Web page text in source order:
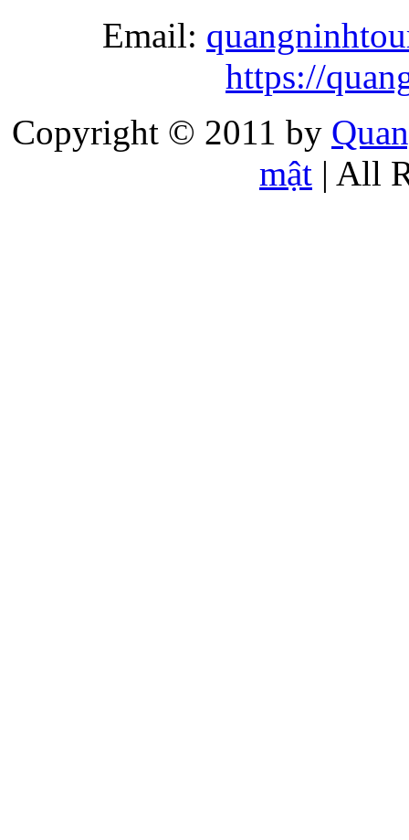
Email:
https://
Copyright © 2011 by
mật | All